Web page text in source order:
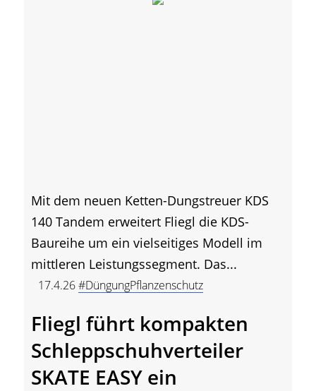
Mit dem neuen Ketten-Dungstreuer KDS
140 Tandem erweitert Fliegl die KDS-
Baureihe um ein vielseitiges Modell im
mittleren Leistungssegment. Das...
17.4.26#DüngungPflanzenschutz
Fliegl führt kompakten
Schleppschuhverteiler
SKATE EASY ein